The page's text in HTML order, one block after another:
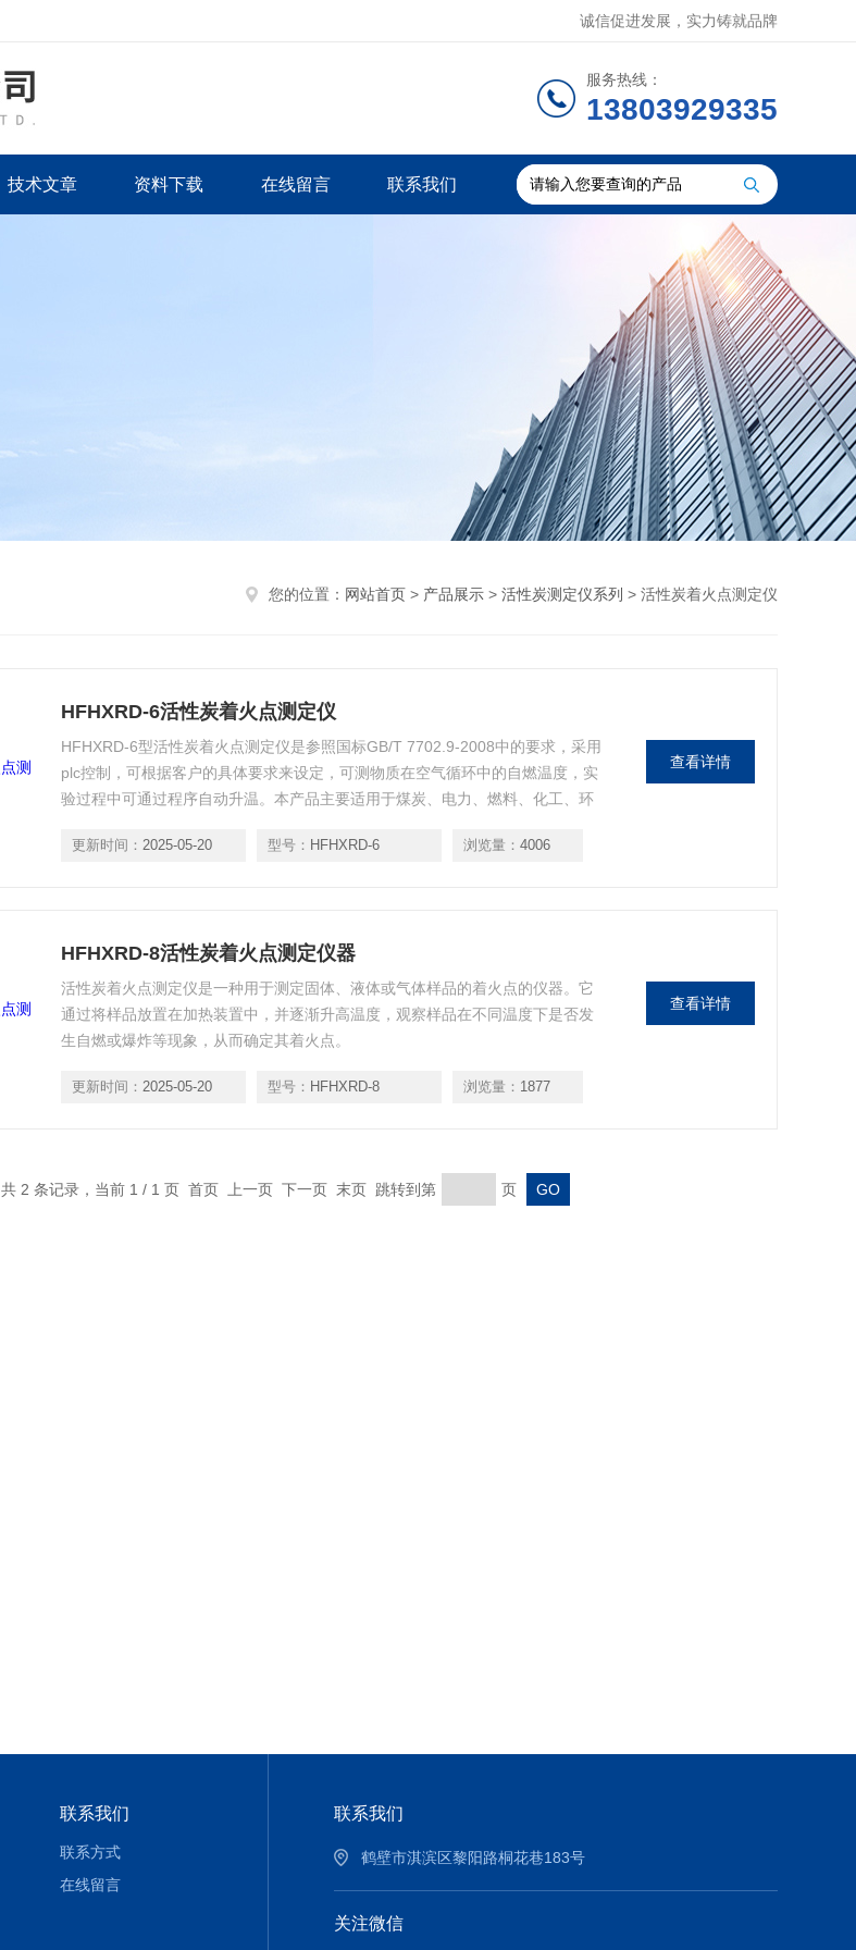
诚信促进发展，实力铸就品牌
服务热线：
13803929335
技术文章 资料下载 在线留言 联系我们
您的位置： 网站首页 > 产品展示 > 活性炭测定仪系列 > 活性炭着火点测定仪
HFHXRD-6活性炭着火点测定仪
HFHXRD-6型活性炭着火点测定仪是参照国标GB/T 7702.9-2008中的要求，采用
plc控制，可根据客户的具体要求来设定，可测物质在空气循环中的自燃温度，实
验过程中可通过程序自动升温。本产品主要适用于煤炭、电力、燃料、化工、环
更新时间： 2025-05-20 型号： HFHXRD-6 浏览量： 4006
查看详情
HFHXRD-8活性炭着火点测定仪器
活性炭着火点测定仪是一种用于测定固体、液体或气体样品的着火点的仪器。它
通过将样品放置在加热装置中，并逐渐升高温度，观察样品在不同温度下是否发
生自燃或爆炸等现象，从而确定其着火点。
更新时间： 2025-05-20 型号： HFHXRD-8 浏览量： 1877
查看详情
共 2 条记录，当前 1 / 1 页 首页 上一页 下一页 末页 跳转到第 页
联系我们
联系方式
在线留言
联系我们
鹤壁市淇滨区黎阳路桐花巷183号
关注微信